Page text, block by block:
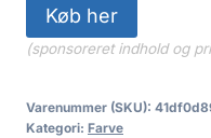
Køb her
(sponsoreret indhold og
Varenummer (SKU):
Kategori: Farve